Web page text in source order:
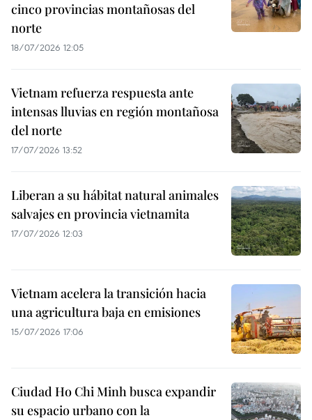
cinco provincias montañosas del
norte
18/07/2026 12:05
Vietnam refuerza respuesta ante
intensas lluvias en región montañosa
del norte
17/07/2026 13:52
Liberan a su hábitat natural animales
salvajes en provincia vietnamita
17/07/2026 12:03
Vietnam acelera la transición hacia
una agricultura baja en emisiones
15/07/2026 17:06
Ciudad Ho Chi Minh busca expandir
su espacio urbano con la